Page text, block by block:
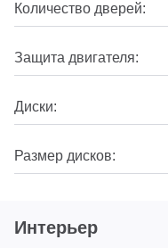
Количество дверей:
Защита двигателя:
Диски:
Размер дисков:
Интерьер